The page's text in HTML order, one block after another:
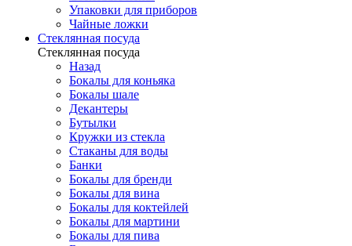
Упаковки для приборов
Чайные ложки
Стеклянная посуда
Стеклянная посуда
Назад
Бокалы для коньяка
Бокалы шале
Декантеры
Бутылки
Кружки из стекла
Стаканы для воды
Банки
Бокалы для бренди
Бокалы для вина
Бокалы для коктейлей
Бокалы для мартини
Бокалы для пива